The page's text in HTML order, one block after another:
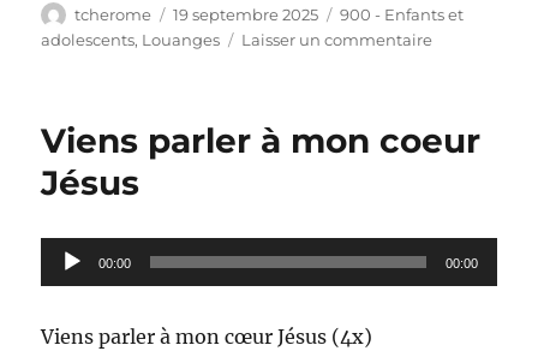
Auteur
tcherome
Publié
le
19 septembre 2025 Catégories
900 - Enfants et
adolescents, Louanges Laisser un commentairesur
la
Viens parler à mon coeur
Jésus
Lecteur
audio
00:00 00:00
Viens parler à mon cœur Jésus (4x)